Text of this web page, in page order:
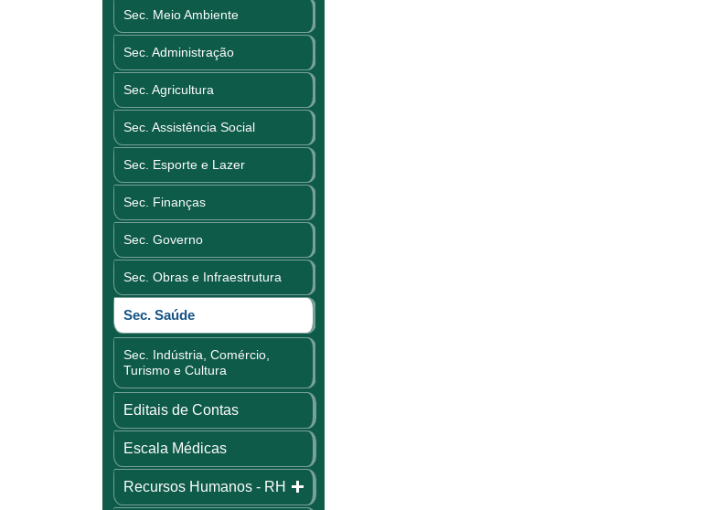
Sec. Meio Ambiente
Sec. Administração
Sec. Agricultura
Sec. Assistência Social
Sec. Esporte e Lazer
Sec. Finanças
Sec. Governo
Sec. Obras e Infraestrutura
Sec. Saúde
Sec. Indústria, Comércio,
Turismo e Cultura
Editais de Contas
Escala Médicas
Recursos Humanos - RH